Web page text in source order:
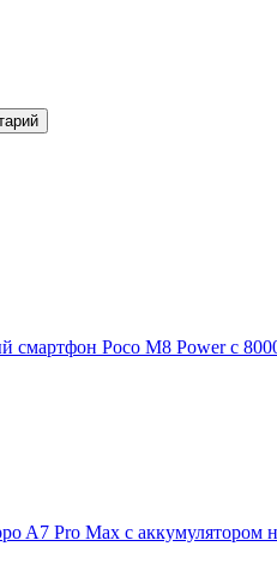
смартфон Poco M8 Power с
A7 Pro Max с аккумулятором